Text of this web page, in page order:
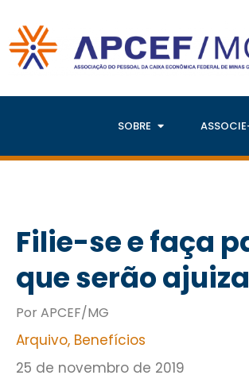
SOBRE
Filie-se e faça
que serão
Por APCEF/MG
Arquivo, Benefícios
25 de novembro de 2019